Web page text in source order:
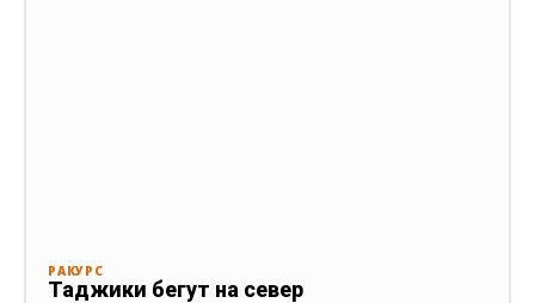
РАКУРС
Таджики бегут на север